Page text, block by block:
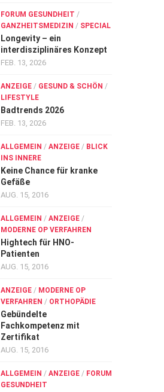
FORUM GESUNDHEIT /
GANZHEITSMEDIZIN / SPECIAL
Longevity – ein
interdisziplinäres Konzept
FEB. 13, 2026
ANZEIGE / GESUND & SCHÖN /
LIFESTYLE
Badtrends 2026
FEB. 13, 2026
ALLGEMEIN / ANZEIGE / BLICK
INS INNERE
Keine Chance für kranke
Gefäße
AUG. 15, 2016
ALLGEMEIN / ANZEIGE /
MODERNE OP VERFAHREN
Hightech für HNO-
Patienten
AUG. 15, 2016
ANZEIGE / MODERNE OP
VERFAHREN / ORTHOPÄDIE
Gebündelte
Fachkompetenz mit
Zertifikat
AUG. 15, 2016
ALLGEMEIN / ANZEIGE / FORUM
GESUNDHEIT